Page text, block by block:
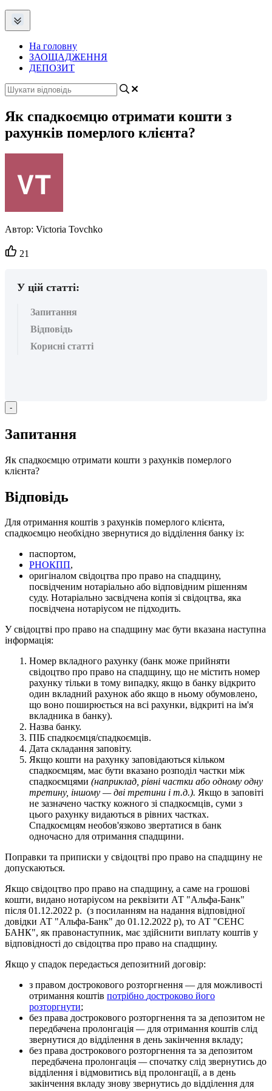
На головну
ЗАОЩАДЖЕННЯ
ДЕПОЗИТ
Як спадкоємцю отримати кошти з
рахунків померлого клієнта?
Автор: Victoria Tovchko
Кількість
вподобайок:
21
У цій статті:
Запитання
Відповідь
Корисні статті
-
Запитання
Як спадкоємцю отримати кошти з рахунків померлого
клієнта?
Відповідь
Для отримання коштів з рахунків померлого клієнта,
спадкоємцю необхідно звернутися до відділення банку із:
паспортом,
РНОКПП,
оригіналом свідоцтва про право на спадщину,
посвідченим нотаріально або відповідним рішенням
суду. Нотаріально засвідчена копія зі свідоцтва, яка
посвідчена нотаріусом не підходить.
У свідоцтві про право на спадщину має бути вказана наступна
інформація:
Номер вкладного рахунку (банк може прийняти
свідоцтво про право на спадщину, що не містить номер
рахунку тільки в тому випадку, якщо в банку відкрито
один вкладний рахунок або якщо в ньому обумовлено,
що воно поширюється на всі рахунки, відкриті на ім'я
вкладника в банку).
Назва банку.
ПІБ спадкоємця/спадкоємців.
Дата складання заповіту.
Якщо кошти на рахунку заповідаються кільком
спадкоємцям, має бути вказано розподіл частки між
спадкоємцями (наприклад, рівні частки або одному одну
третину, іншому — дві третини і т.д.). Якщо в заповіті
не зазначено частку кожного зі спадкоємців, суми з
цього рахунку видаються в рівних частках.
Спадкоємцям необов'язково звертатися в банк
одночасно для отримання спадщини.
Поправки та приписки у свідоцтві про право на спадщину не
допускаються.
Якщо свідоцтво про право на спадщину, а саме на грошові
кошти, видано нотаріусом на реквізити АТ "Альфа-Банк"
після 01.12.2022 р. (з посиланням на надання відповідної
довідки АТ "Альфа-Банк" до 01.12.2022 р), то АТ "СЕНС
БАНК", як правонаступник, має здійснити виплату коштів у
відповідності до свідоцтва про право на спадщину.
Якщо у спадок передається депозитний договір:
з правом дострокового розторгнення — для можливості
отримання коштів потрібно достроково його
розторгнути;
без права дострокового розторгнення та за депозитом не
передбачена пролонгація — для отримання коштів слід
звернутися до відділення в день закінчення вкладу;
без права дострокового розторгнення та за депозитом
передбачена пролонгація — спочатку слід звернутись до
відділення і відмовитись від пролонгації, а в день
закінчення вкладу знову звернутись до відділення для